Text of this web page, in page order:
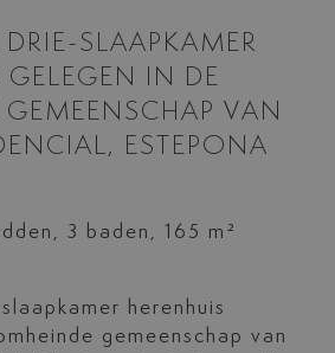
SLAAPKAMER
GELEGEN IN DE
VAN
ESTEPONA
3 baden, 165 m²
herenhuis
gemeenschap van